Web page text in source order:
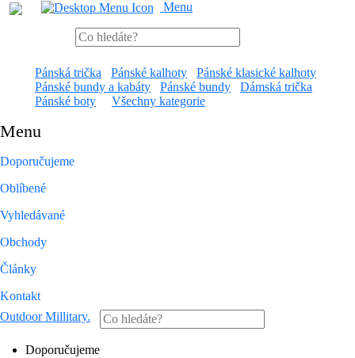
Menu
Pánská trička Pánské kalhoty
Pánské klasické kalhoty
Pánské bundy a kabáty
Pánské bundy
Dámská trička
Pánské boty
Všechny kategorie
Menu
Doporučujeme
Oblíbené
Vyhledávané
Obchody
Články
Kontakt
Outdoor Millitary.
Doporučujeme